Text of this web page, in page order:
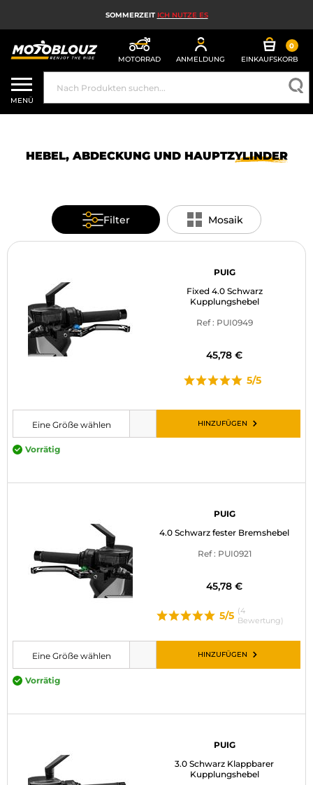
SOMMERZEIT ICH NUTZE ES
MOTORRAD ANMELDUNG
0
EINKAUFSKORB
MOTORRADHELM
MOTORRADAUSRÜSTUNG FÜR HERREN
MOTORRAD-AIRBAG
MOTORRADGEPÄCK
GESCHENKKARTEN
MARKEN
MENÜ
HEBEL, ABDECKUNG UND HAUPTZYLINDER
Filter Mosaik
PUIG
Fixed 4.0 Schwarz
Kupplungshebel
Ref : PUI0949
45,78 €
5/5
Bitte wählen Sie eine Größe, bevor Sie den Artikel in den Warenkorb
Eine Größe wählen
Vorrätig
HINZUFÜGEN
PUIG
4.0 Schwarz fester Bremshebel
Ref : PUI0921
45,78 €
5/5 (4
Bewertung)
Bitte wählen Sie eine Größe, bevor Sie den Artikel in den Warenkorb
Eine Größe wählen
Vorrätig
HINZUFÜGEN
PUIG
3.0 Schwarz Klappbarer
Kupplungshebel